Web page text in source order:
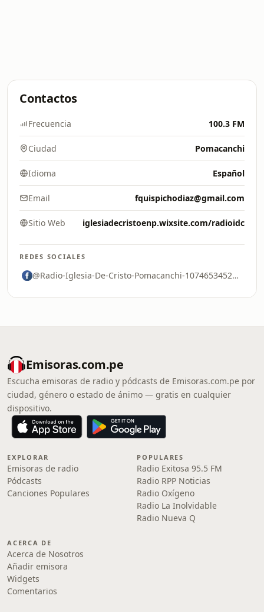
Contactos
Frecuencia 100.3 FM
Ciudad Pomacanchi
Idioma Español
Email fquispichodiaz@gmail.com
Sitio Web iglesiadecristoenp.wixsite.com/radioidc
REDES SOCIALES
@Radio-Iglesia-De-Cristo-Pomacanchi-107465345297150
Emisoras.com.pe
Escucha emisoras de radio y pódcasts de Emisoras.com.pe por
ciudad, género o estado de ánimo — gratis en cualquier
dispositivo.
EXPLORAR
Emisoras de radio
Pódcasts
Canciones Populares
POPULARES
Radio Exitosa 95.5 FM
Radio RPP Noticias
Radio Oxígeno
Radio La Inolvidable
Radio Nueva Q
ACERCA DE
Acerca de Nosotros
Añadir emisora
Widgets
Comentarios